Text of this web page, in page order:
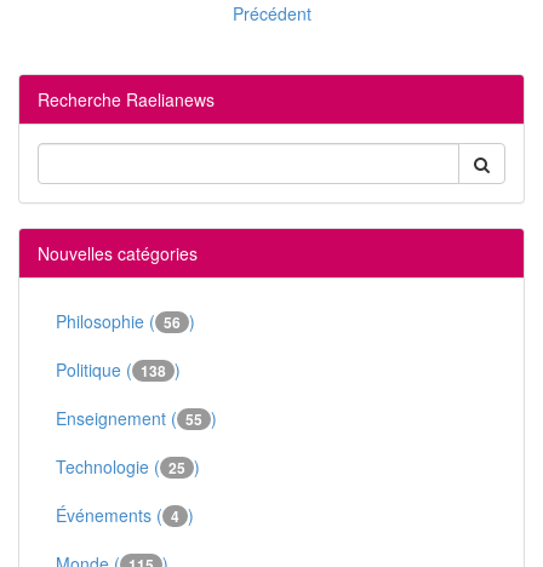
Précédent
Recherche Raelianews
Nouvelles catégories
Philosophie ( 56 )
Politique ( 138 )
Enseignement ( 55 )
Technologie ( 25 )
Événements ( 4 )